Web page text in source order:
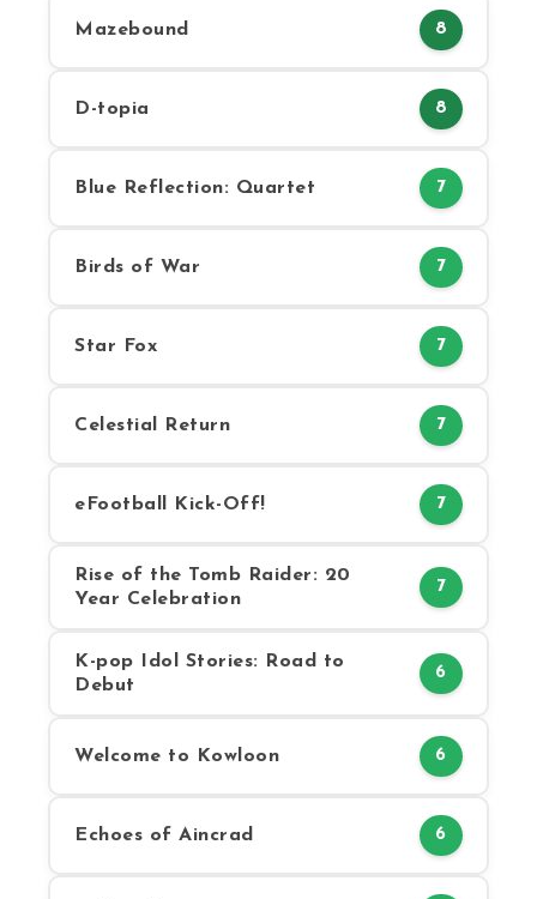
Mazebound 8
D-topia 8
Blue Reflection: Quartet 7
Birds of War 7
Star Fox 7
Celestial Return 7
eFootball Kick-Off! 7
Rise of the Tomb Raider: 20
Year Celebration
7
K-pop Idol Stories: Road to
Debut
6
Welcome to Kowloon 6
Echoes of Aincrad 6